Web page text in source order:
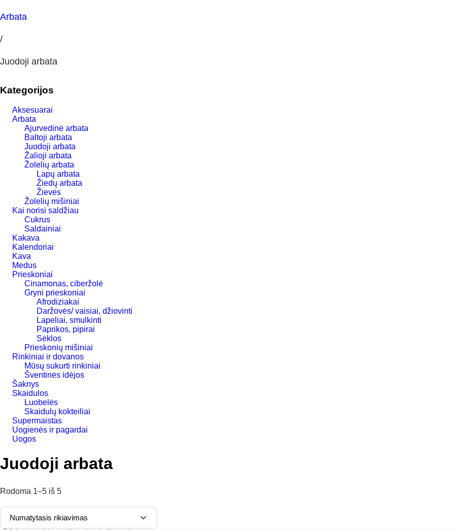
Arbata
/
Juodoji arbata
Kategorijos
Aksesuarai
Arbata
Ajurvedinė arbata
Baltoji arbata
Juodoji arbata
Žalioji arbata
Žolelių arbata
Lapų arbata
Žiedų arbata
Žievės
Žolelių mišiniai
Kai norisi saldžiau
Cukrus
Saldainiai
Kakava
Kalendoriai
Kava
Medus
Prieskoniai
Cinamonas, ciberžolė
Gryni prieskoniai
Afrodiziakai
Daržovės/ vaisiai, džiovinti
Lapeliai, smulkinti
Paprikos, pipirai
Sėklos
Prieskonių mišiniai
Rinkiniai ir dovanos
Mūsų sukurti rinkiniai
Šventinės idėjos
Šaknys
Skaidulos
Luobelės
Skaidulų kokteiliai
Supermaistas
Uogienės ir pagardai
Uogos
Juodoji arbata
Rodoma 1–5 iš 5